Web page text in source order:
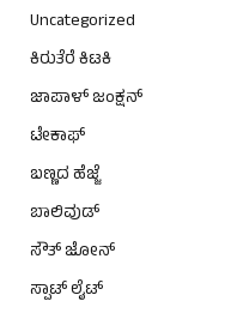
Uncategorized
ಕಿರುತೆರೆ ಕಿಟಕಿ
ಜಾಪಾಳ್ ಜಂಕ್ಷನ್
ಟೇಕಾಫ್
ಬಣ್ಣದ ಹೆಜ್ಜೆ
ಬಾಲಿವುಡ್
ಸೌತ್ ಜೋನ್
ಸ್ಪಾಟ್ ಲೈಟ್